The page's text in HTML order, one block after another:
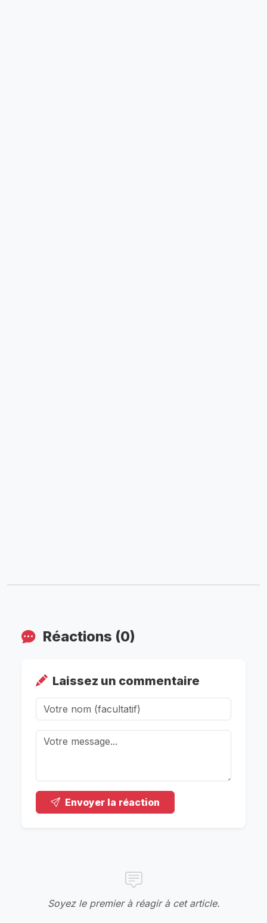
Réactions (0)
Laissez un commentaire
Envoyer la réaction
Soyez le premier à réagir à cet article.